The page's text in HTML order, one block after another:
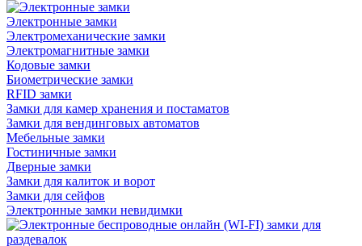
Электронные замки
Электромеханические замки
Электромагнитные замки
Кодовые замки
Биометрические замки
RFID замки
Замки для камер хранения и постаматов
Замки для вендинговых автоматов
Мебельные замки
Гостиничные замки
Дверные замки
Замки для калиток и ворот
Замки для сейфов
Электронные замки невидимки